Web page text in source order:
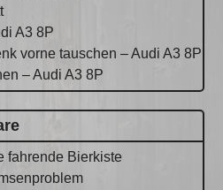
A3 8P
vorne tauschen – Audi A3 8P
– Audi A3 8P
fahrende Bierkiste